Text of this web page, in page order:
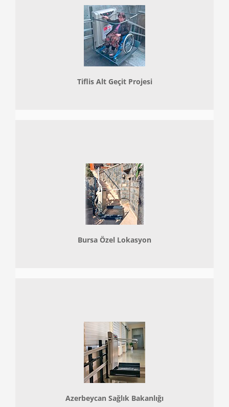
Tiflis Alt Geçit Projesi
Bursa Özel Lokasyon
Azerbeycan Sağlık Bakanlığı